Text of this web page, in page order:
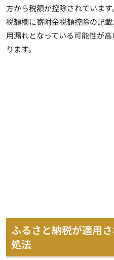
方から税額が控除されています
税額欄に寄附金税額控除の記
用漏れとなっている可能性が
ります。
ふるさと納税が適用
処法